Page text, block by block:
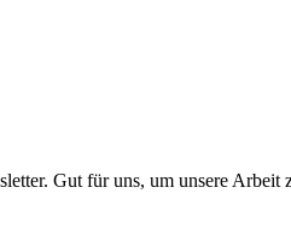
Gut für uns, um unsere Arbeit